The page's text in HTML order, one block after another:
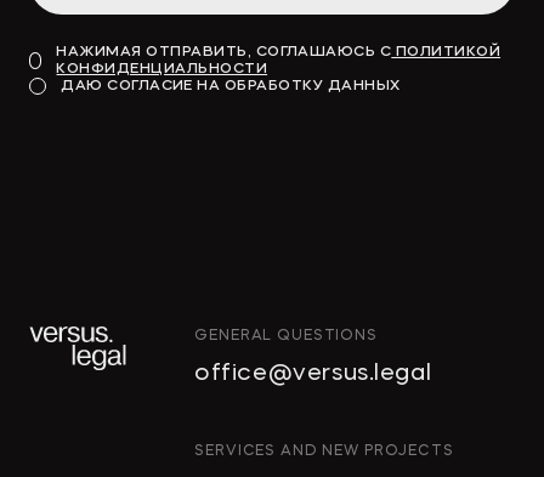
НАЖИМАЯ ОТПРАВИТЬ, СОГЛАШАЮСЬ С ПОЛИТИКОЙ
КОНФИДЕНЦИАЛЬНОСТИ
ДАЮ СОГЛАСИЕ НА ОБРАБОТКУ ДАННЫХ
ИНТЕЛЛЕКТУАЛЬНАЯ
GENERAL QUESTIONS
office@versus.legal
SERVICES AND NEW PROJECTS